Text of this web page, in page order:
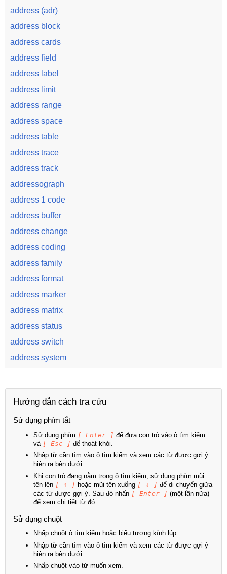
address (adr)
address block
address cards
address field
address label
address limit
address range
address space
address table
address trace
address track
addressograph
address 1 code
address buffer
address change
address coding
address family
address format
address marker
address matrix
address status
address switch
address system
Hướng dẫn cách tra cứu
Sử dụng phím tắt
Sử dụng phím [ Enter ] để đưa con trỏ vào ô tìm kiếm
và [ Esc ] để thoát khỏi.
Nhập từ cần tìm vào ô tìm kiếm và xem các từ được gợi ý
hiện ra bên dưới.
Khi con trỏ đang nằm trong ô tìm kiếm, sử dụng phím mũi
tên lên [ ↑ ] hoặc mũi tên xuống [ ↓ ] để di chuyển giữa
các từ được gợi ý. Sau đó nhấn [ Enter ] (một lần nữa)
để xem chi tiết từ đó.
Sử dụng chuột
Nhấp chuột ô tìm kiếm hoặc biểu tượng kính lúp.
Nhập từ cần tìm vào ô tìm kiếm và xem các từ được gợi ý
hiện ra bên dưới.
Nhấp chuột vào từ muốn xem.